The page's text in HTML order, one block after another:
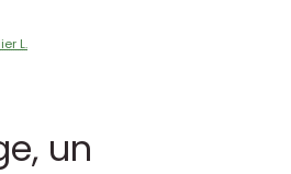
L.
un